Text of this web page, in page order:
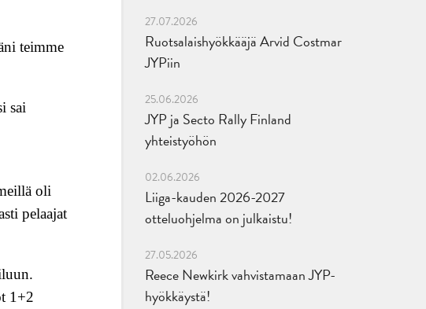
teimme
sai
oli
pelaajat
1+2
27.07.2026
Ruotsalaishyökkääjä Arvid Costmar
JYPiin
25.06.2026
JYP ja Secto Rally Finland
yhteistyöhön
02.06.2026
Liiga-kauden 2026-2027
otteluohjelma on julkaistu!
27.05.2026
Reece Newkirk vahvistamaan JYP-
hyökkäystä!